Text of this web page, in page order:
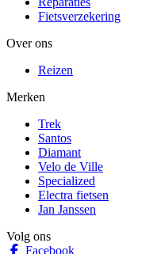
Fietsverzekering
Over ons
Reizen
Merken
Trek
Santos
Diamant
Velo de Ville
Specialized
Electra fietsen
Jan Janssen
Volg ons
Facebook